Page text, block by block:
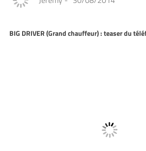
BIG DRIVER (Grand chauffeur) : teaser du